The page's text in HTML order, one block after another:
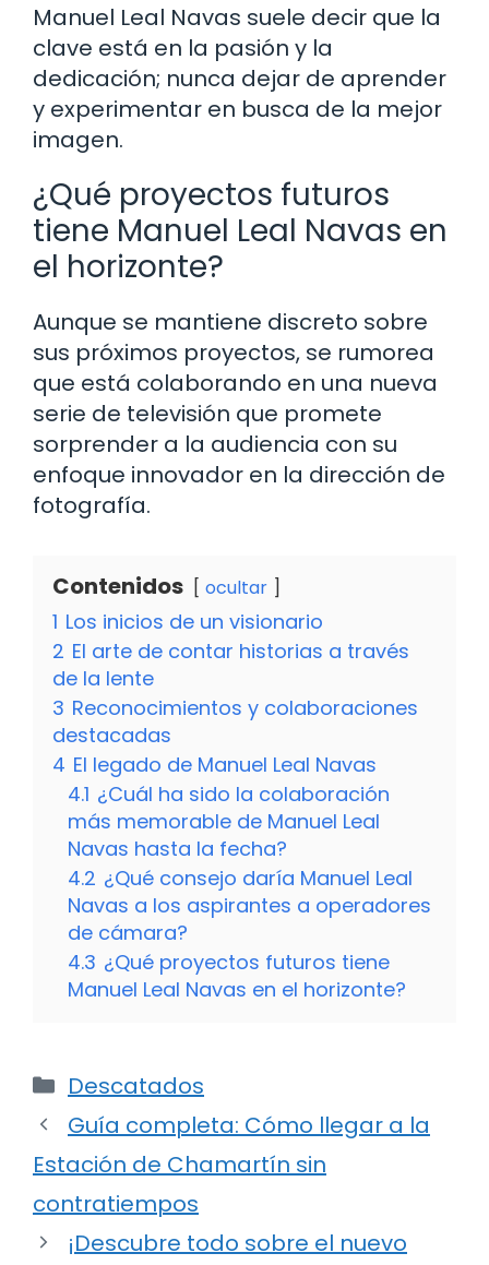
Manuel Leal Navas suele decir que la
clave está en la pasión y la
dedicación; nunca dejar de aprender
y experimentar en busca de la mejor
imagen.
¿Qué proyectos futuros
tiene Manuel Leal Navas en
el horizonte?
Aunque se mantiene discreto sobre
sus próximos proyectos, se rumorea
que está colaborando en una nueva
serie de televisión que promete
sorprender a la audiencia con su
enfoque innovador en la dirección de
fotografía.
Contenidos ocultar
1 Los inicios de un visionario
2 El arte de contar historias a través
de la lente
3 Reconocimientos y colaboraciones
destacadas
4 El legado de Manuel Leal Navas
4.1 ¿Cuál ha sido la colaboración
más memorable de Manuel Leal
Navas hasta la fecha?
4.2 ¿Qué consejo daría Manuel Leal
Navas a los aspirantes a operadores
de cámara?
4.3 ¿Qué proyectos futuros tiene
Manuel Leal Navas en el horizonte?
Categorías
Descatados
Guía completa: Cómo llegar a la
Estación de Chamartín sin
contratiempos
¡Descubre todo sobre el nuevo